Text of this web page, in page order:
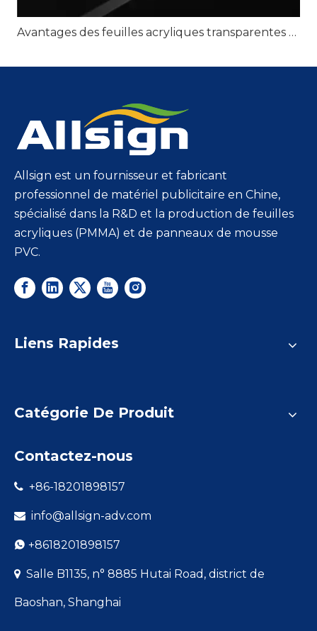
Avantages des feuilles acryliques transparentes pour une signalisation transparente
Allsign est un fournisseur et fabricant
professionnel de matériel publicitaire en Chine,
spécialisé dans la R&D et la production de feuilles
acryliques (PMMA) et de panneaux de mousse
PVC.
Liens Rapides
Catégorie De Produit
Contactez-nous
 +86-18201898157
 info@allsign-adv.com
 +8618201898157
 Salle B1135, n° 8885 Hutai Road, district de
Baoshan, Shanghai